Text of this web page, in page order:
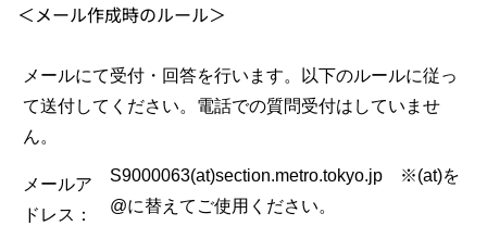
＜メール作成時のルール＞
メールにて受付・回答を行います。以下のルールに従っ
て送付してください。電話での質問受付はしていませ
ん。
メールア
ドレス：
S9000063(at)section.metro.tokyo.jp
※(at)を
@に替えてご使用ください。